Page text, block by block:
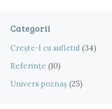
Categorii
Crește-l cu sufletul (34)
Referințe (10)
Univers poznaș (25)